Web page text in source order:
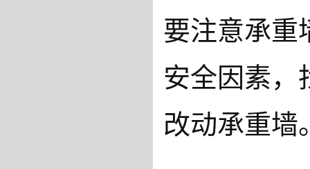
要注意承重
安全因素，
改动承重墙